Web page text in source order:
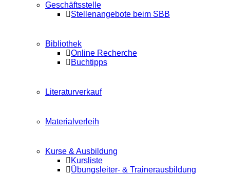
Geschäftsstelle
Stellenangebote beim SBB
Bibliothek
Online Recherche
Buchtipps
Literaturverkauf
Materialverleih
Kurse & Ausbildung
Kursliste
Übungsleiter- & Trainerausbildung